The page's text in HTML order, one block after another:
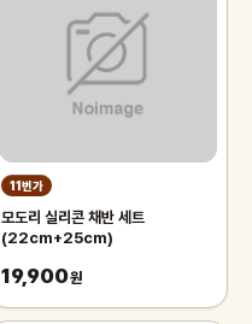
11번가
모도리 실리콘 채반 세트
(22cm+25cm)
19,900원